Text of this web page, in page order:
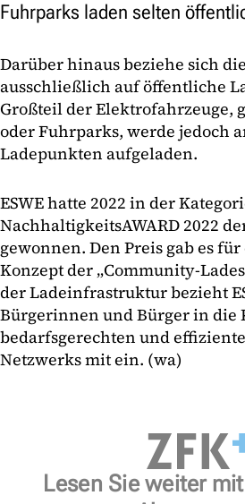
Fuhrparks laden selten
Darüber hinaus beziehe sich
ausschließlich auf öffentliche
Großteil der Elektrofahrzeuge,
oder Fuhrparks, werde jedoch
Ladepunkten aufgeladen.
ESWE hatte 2022 in der
NachhaltigkeitsAWARD 2022
gewonnen. Den Preis gab es
Konzept der „Community-
der Ladeinfrastruktur bezieht
Bürgerinnen und Bürger in die
bedarfsgerechten und
Netzwerks mit ein. (wa)
Lesen Sie weiter